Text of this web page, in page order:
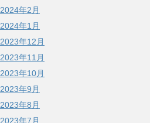
2024年2月
2024年1月
2023年12月
2023年11月
2023年10月
2023年9月
2023年8月
2023年7月